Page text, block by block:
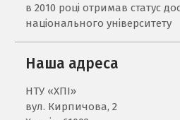
в 2010 році отримав статус
національного університету
Наша адреса
НТУ «ХПI»
вул. Кирпичова, 2